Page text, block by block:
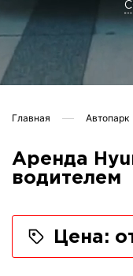
Главная Автопарк
Аренда
водителем
Цена: